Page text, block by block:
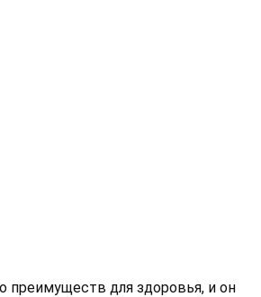
преимуществ для здоровья, и он